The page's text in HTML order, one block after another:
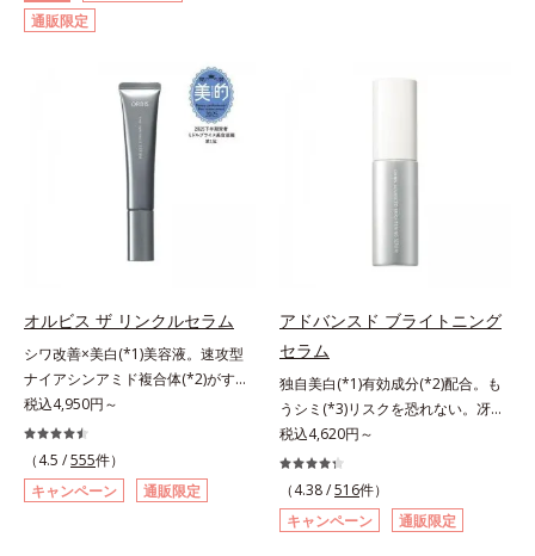
成の独自研究による、紫外線に反応
して強固な膜を形成する技術「瞬間
(*4)」を搭載。紫外線を浴びた膜が
厚く強靭に進化することで、紫外線
が強い環境でも汗やくずれから肌を
守り、美容成分(*5)の浸透を促進
(*6)します。有効成分「ナイアシン
アミド」配合。真皮のコラーゲン産
プローチ。保湿成分が日中の肌にも
うるおいを与え、明るくなめらかな
肌へ導きます。さらに落ちにくくす
るとキシキシし、塗りごこちを優先
すると膜がくずれやすくなる日焼け
止めのジレンマを解消すべく試作を
重ね、落ちにくくのびのよいみずみ
ずしいテクスチャーを追求しまし
通販限定
もに現れる年齢サイン(*5)について
み(*6)などが現れている状態である
「透明感のなさ」が現れることで大
人の肌印象に大きな影響を与えてい
ることが分かりました。そこでオル
ビスユー ドットシリーズは美容成
ら配合している美白有効成分「トラ
ネキサム酸」を配合しました。さら
に、シリーズ共通の美容成分(*7)
「GLルートブースター(*9)」を配合
することで、肌のふっくら感や透明
感を叶えます。美白ケアしながら多
角的なエイジングケアが叶うシリー
ズに。3ステップで上向き(*10)のハ
リと透明感を。効果的なシナジー設
オルビス ザ リンクルセラム
シワ改善×美白(*1)美容液。速攻型
ナイアシンアミド複合体(*2)がすば
やく浸透(*3)。ピンと、パッと。大
人の肌にハリ感を。シワ改善×美白
(*1)美容液。ポーラ化成 研究所の独
自研究で見出した、速攻型ナイアシ
ンアミド複合体(*2)と浸透サポート
税込4,950円～
（4.5 /555件）
キャンペーン
通販限定
アドバンスド ブライトニング
セラム
独自美白(*1)有効成分(*2)配合。も
うシミ(*3)リスクを恐れない。冴え
わたる透明美肌(*4)へ。先端肌科学
が導く、透明感あふれる輝き(*4)
へ。今の自分の肌も未来の肌もあき
らめない、自分史上最高の冴えわた
る透明美肌(*4)を目指すには、美肌
税込4,620円～
（4.38 /516件）
キャンペーン
通販限定